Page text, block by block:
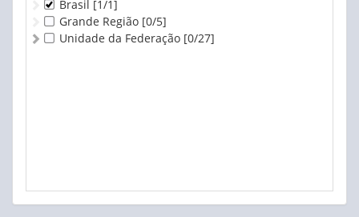
Brasil [1/1]
Grande Região [0/5]
Unidade da Federação [0/27]